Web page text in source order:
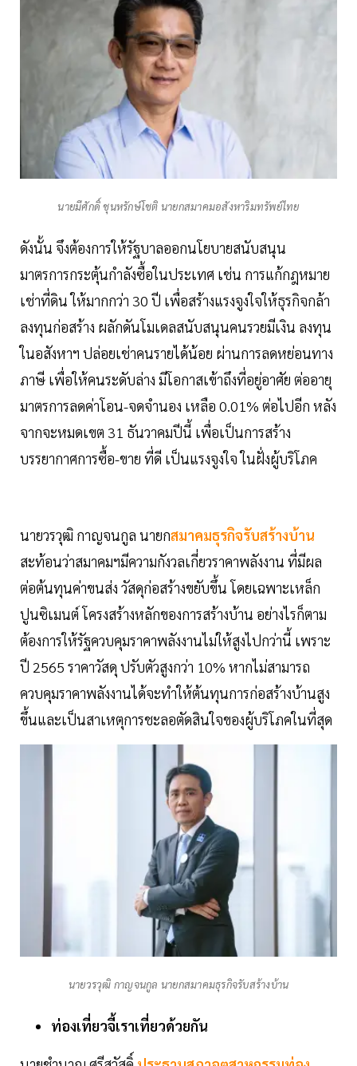
นายมีศักดิ์ ชุนหรักษ์โชติ นายกสมาคมอสังหาริมทรัพย์ไทย
ดังนั้น จึงต้องการให้รัฐบาลออกนโยบายสนับสนุน
มาตรการกระตุ้นกำลังซื้อในประเทศ เช่น การแก้กฎหมาย
เช่าที่ดิน ให้มากกว่า 30 ปี เพื่อสร้างแรงจูงใจให้ธุรกิจกล้า
ลงทุนก่อสร้าง ผลักดันโมเดลสนับสนุนคนรวยมีเงิน ลงทุน
ในอสังหาฯ ปล่อยเช่าคนรายได้น้อย ผ่านการลดหย่อนทาง
ภาษี เพื่อให้คนระดับล่าง มีโอกาสเข้าถึงที่อยู่อาศัย ต่ออายุ
มาตรการลดค่าโอน-จดจำนอง เหลือ 0.01% ต่อไปอีก หลัง
จากจะหมดเขต 31 ธันวาคมปีนี้ เพื่อเป็นการสร้าง
บรรยากาศการซื้อ-ขาย ที่ดี เป็นแรงจูงใจ ในฝั่งผู้บริโภค
นายวรวุฒิ กาญจนกูล นายกสมาคมธุรกิจรับสร้างบ้าน
สะท้อนว่าสมาคมฯมีความกังวลเกี่ยวราคาพลังงาน ที่มีผล
ต่อต้นทุนค่าขนส่ง วัสดุก่อสร้างขยับขึ้น โดยเฉพาะเหล็ก
ปูนซิเมนต์ โครงสร้างหลักของการสร้างบ้าน อย่างไรก็ตาม
ต้องการให้รัฐควบคุมราคาพลังงานไม่ให้สูงไปกว่านี้ เพราะ
ปี 2565 ราคาวัสดุ ปรับตัวสูงกว่า 10% หากไม่สามารถ
ควบคุมราคาพลังงานได้จะทำให้ต้นทุนการก่อสร้างบ้านสูง
ขึ้นและเป็นสาเหตุการชะลอตัดสินใจของผู้บริโภคในที่สุด
นายวรวุฒิ กาญจนกูล นายกสมาคมธุรกิจรับสร้างบ้าน
ท่องเที่ยวจี้เราเที่ยวด้วยกัน